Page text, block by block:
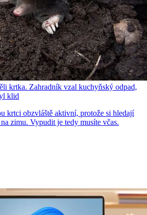
krtka. Zahradník vzal kuchyňský odpad,
klid
krtci obzvláště aktivní, protože si hledají
zimu. Vypudit je tedy musíte včas.